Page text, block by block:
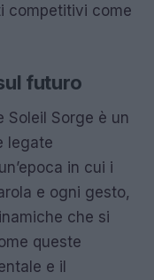
competitivi come
futuro
Soleil Sorge è un
legate
in cui i
e ogni gesto,
che si
queste
e il